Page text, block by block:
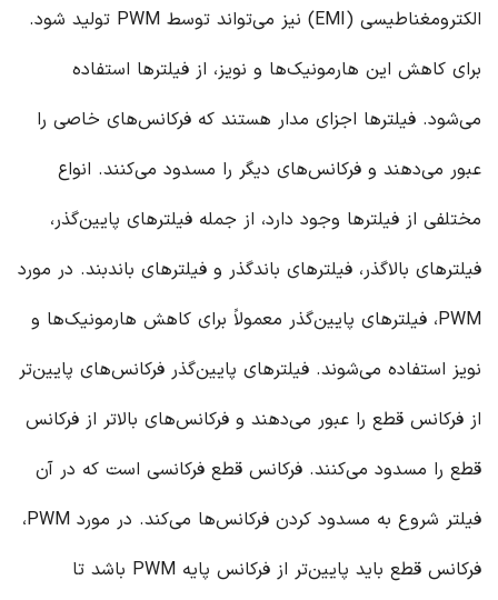
الکترومغناطیسی (EMI) نیز می‌تواند توسط PWM تولید شود.
برای کاهش این هارمونیک‌ها و نویز، از فیلترها استفاده
می‌شود. فیلترها اجزای مدار هستند که فرکانس‌های خاصی را
عبور می‌دهند و فرکانس‌های دیگر را مسدود می‌کنند. انواع
مختلفی از فیلترها وجود دارد، از جمله فیلترهای پایین‌گذر،
فیلترهای بالاگذر، فیلترهای باندگذر و فیلترهای باندبند. در مورد
PWM، فیلترهای پایین‌گذر معمولاً برای کاهش هارمونیک‌ها و
نویز استفاده می‌شوند. فیلترهای پایین‌گذر فرکانس‌های پایین‌تر
از فرکانس قطع را عبور می‌دهند و فرکانس‌های بالاتر از فرکانس
قطع را مسدود می‌کنند. فرکانس قطع فرکانسی است که در آن
فیلتر شروع به مسدود کردن فرکانس‌ها می‌کند. در مورد PWM،
فرکانس قطع باید پایین‌تر از فرکانس پایه PWM باشد تا